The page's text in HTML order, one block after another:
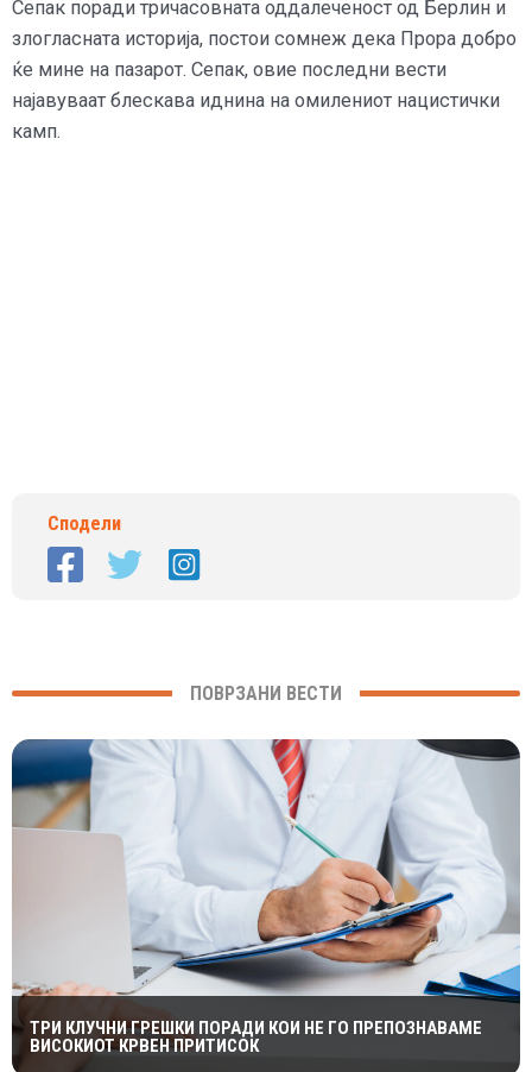
Сепак поради тричасовната оддалеченост од Берлин и
злогласната историја, постои сомнеж дека Прора добро
ќе мине на пазарот. Сепак, овие последни вести
најавуваат блескава иднина на омилениот нацистички
камп.
Сподели
ПОВРЗАНИ ВЕСТИ
ТРИ КЛУЧНИ ГРЕШКИ ПОРАДИ КОИ НЕ ГО ПРЕПОЗНАВАМЕ
ВИСОКИОТ КРВЕН ПРИТИСОК